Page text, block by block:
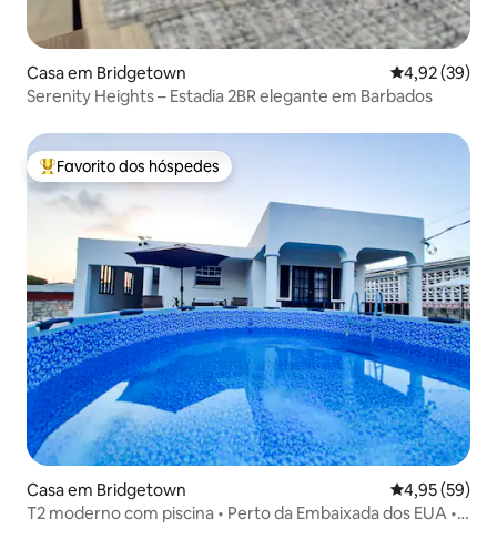
Casa em Bridgetown Classificação
4,92 (39)
Serenity Heights – Estadia 2BR elegante em Barbados
Favoritos dos hóspedes mais apreciados
Favorito dos hóspedes
Casa em Bridgetown Classificação
4,95 (59)
T2 moderno com piscina • Perto da Embaixada dos EUA •